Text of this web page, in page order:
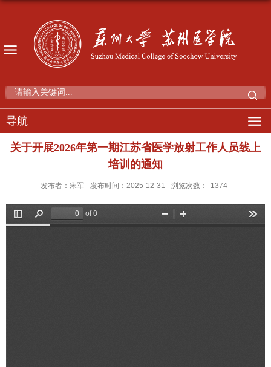
导航
关于开展2026年第一期江苏省医学放射工作人员线上
培训的通知
发布者：宋军 发布时间：2025-12-31 浏览次数： 1374